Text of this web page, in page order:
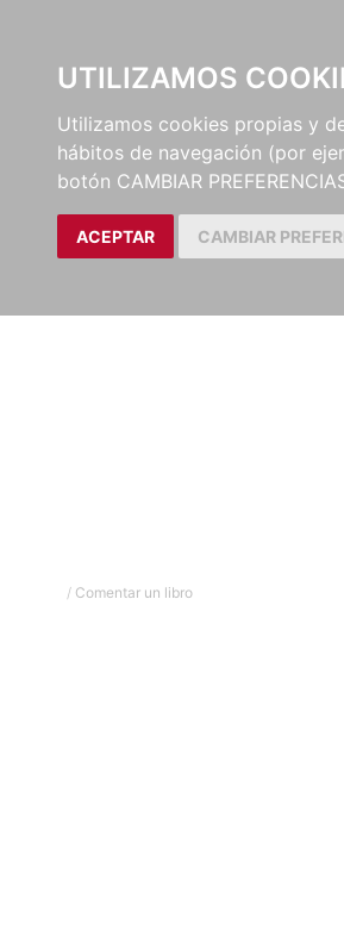
UTILIZAMOS
Utilizamos cookies propias y
hábitos de navegación (por
botón CAMBIAR
ACEPTAR CAMBIAR
/ Comentar un libro